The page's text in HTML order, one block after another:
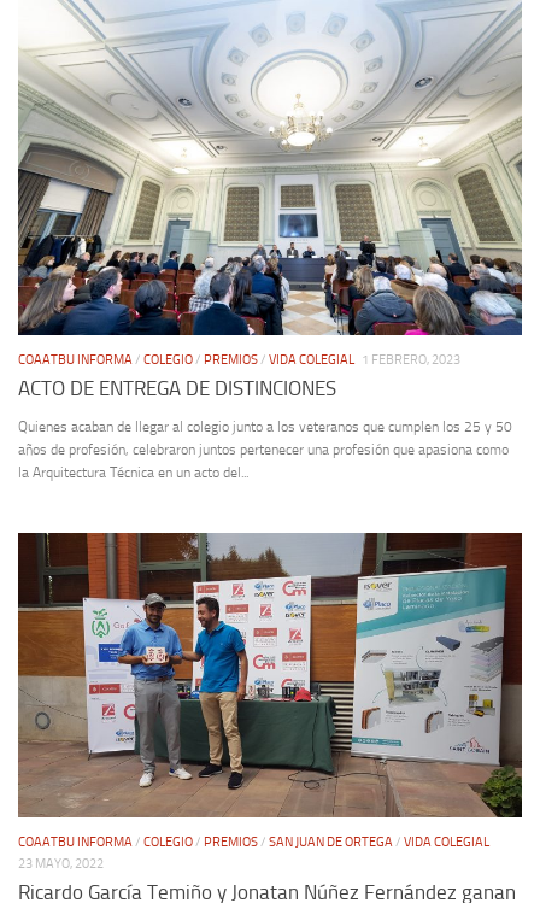
COAATBU INFORMA/ COLEGIO/ PREMIOS/ VIDA COLEGIAL 1 FEBRERO, 2023
ACTO DE ENTREGA DE DISTINCIONES
Quienes acaban de llegar al colegio junto a los veteranos que cumplen los 25 y 50
años de profesión, celebraron juntos pertenecer una profesión que apasiona como
la Arquitectura Técnica en un acto del...
COAATBU INFORMA / COLEGIO / PREMIOS / SAN JUAN DE ORTEGA / VIDA COLEGIAL
23 MAYO, 2022
Ricardo García Temiño y Jonatan Núñez Fernández ganan